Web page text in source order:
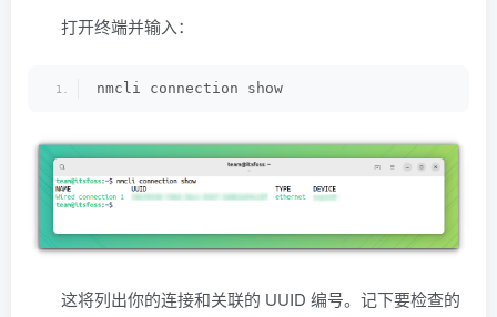
打开终端并输入：
nmcli connection show
这将列出你的连接和关联的 UUID 编号。记下要检查的